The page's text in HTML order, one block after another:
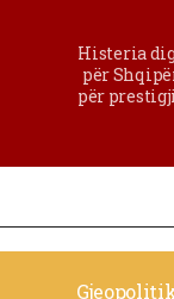
Histeria
për
për